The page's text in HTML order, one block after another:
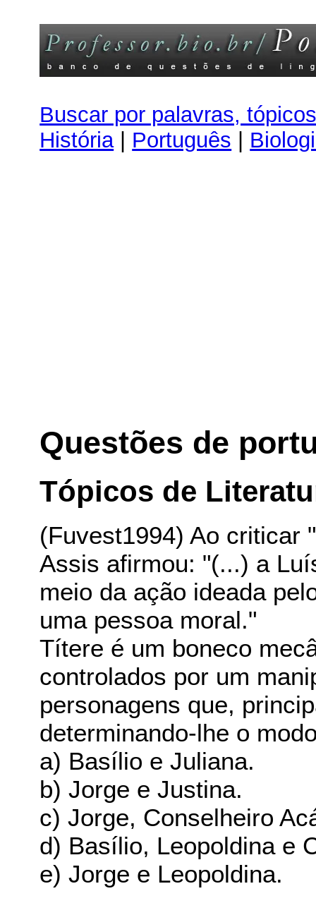
Buscar por palavras,
História| Português |
Questões de
Tópicos de
(Fuvest1994) Ao criticar
Assis afirmou: "(...) a
meio da ação ideada
uma pessoa moral."
Títere é um boneco
controlados por um
personagens que,
determinando-lhe o
a) Basílio e Juliana.
b) Jorge e Justina.
c) Jorge, Conselheiro
d) Basílio, Leopoldina e
e) Jorge e Leopoldina.